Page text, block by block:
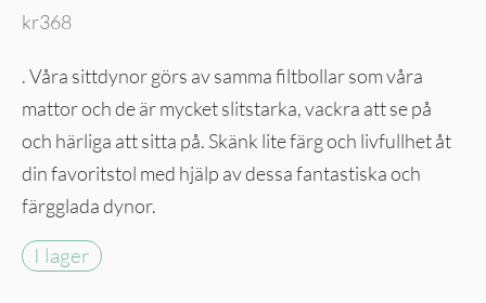
kr368
. Våra sittdynor görs av samma filtbollar som våra
mattor och de är mycket slitstarka, vackra att se på
och härliga att sitta på. Skänk lite färg och livfullhet åt
din favoritstol med hjälp av dessa fantastiska och
färgglada dynor.
I lager